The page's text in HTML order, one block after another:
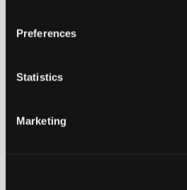
Preferences
Statistics
Marketing
Download datablad
DGNB
ADV